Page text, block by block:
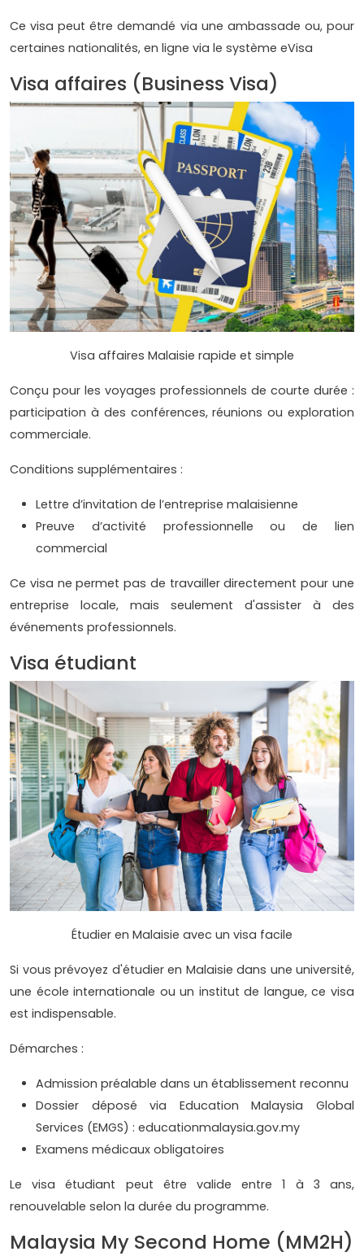
Ce visa peut être demandé via une ambassade ou, pour
certaines nationalités, en ligne via le système eVisa
Visa affaires (Business Visa)
Visa affaires Malaisie rapide et simple
Conçu pour les voyages professionnels de courte durée :
participation à des conférences, réunions ou exploration
commerciale.
Conditions supplémentaires :
Lettre d’invitation de l’entreprise malaisienne
Preuve d’activité professionnelle ou de lien
commercial
Ce visa ne permet pas de travailler directement pour une
entreprise locale, mais seulement d'assister à des
événements professionnels.
Visa étudiant
Étudier en Malaisie avec un visa facile
Si vous prévoyez d'étudier en Malaisie dans une université,
une école internationale ou un institut de langue, ce visa
est indispensable.
Démarches :
Admission préalable dans un établissement reconnu
Dossier déposé via Education Malaysia Global
Services (EMGS) : educationmalaysia.gov.my
Examens médicaux obligatoires
Le visa étudiant peut être valide entre 1 à 3 ans,
renouvelable selon la durée du programme.
Malaysia My Second Home (MM2H)